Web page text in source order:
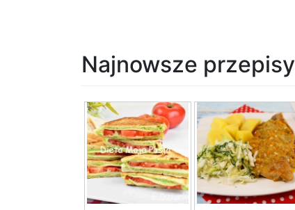
Najnowsze przepisy